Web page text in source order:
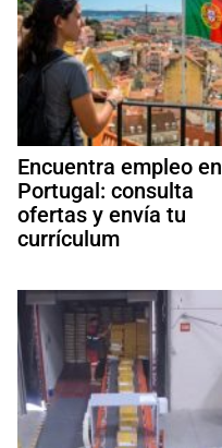
Encuentra empleo en
Portugal: consulta
ofertas y envía tu
currículum